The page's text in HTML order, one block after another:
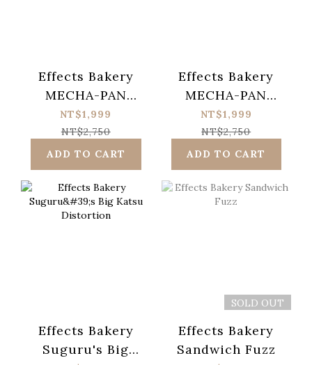
Effects Bakery
MECHA-PAN
BAKERY Series
MECHA-BAGEL
OVERDRIVE
NAKED EDITION
NT$1,999
NT$2,750
ADD TO CART
Effects Bakery
MECHA-PAN
BAKERY Series
MECHA-BAGEL
OVERDRIVE
NT$1,999
NT$2,750
ADD TO CART
Effects Bakery
Suguru's Big
SOLD OUT
Effects Bakery
Sandwich Fuzz